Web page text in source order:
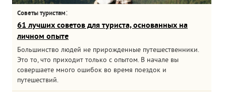
Советы туристам:
61 лучших советов для туриста, основанных на
личном опыте
Большинство людей не прирожденные путешественники.
Это то, что приходит только с опытом. В начале вы
совершаете много ошибок во время поездок и
путешествий.